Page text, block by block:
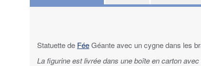
Statuette de FéeGéante avec un cygne dans les
La figurine est livrée dans une boîte en carton